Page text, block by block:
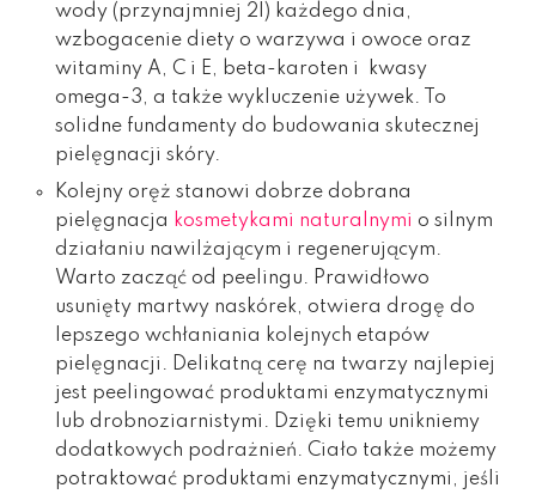
wody (przynajmniej 2l) każdego dnia,
wzbogacenie diety o warzywa i owoce oraz
witaminy A, C i E, beta-karoten i kwasy
omega-3, a także wykluczenie używek. To
solidne fundamenty do budowania skutecznej
pielęgnacji skóry.
Kolejny oręż stanowi dobrze dobrana
pielęgnacja kosmetykami naturalnymi o silnym
działaniu nawilżającym i regenerującym.
Warto zacząć od peelingu. Prawidłowo
usunięty martwy naskórek, otwiera drogę do
lepszego wchłaniania kolejnych etapów
pielęgnacji. Delikatną cerę na twarzy najlepiej
jest peelingować produktami enzymatycznymi
lub drobnoziarnistymi. Dzięki temu unikniemy
dodatkowych podrażnień. Ciało także możemy
potraktować produktami enzymatycznymi, jeśli